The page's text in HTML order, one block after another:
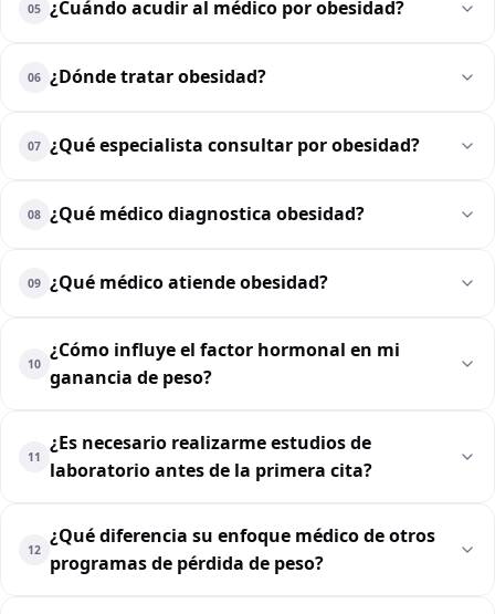
05 ¿Cuándo acudir al médico por obesidad?
06 ¿Dónde tratar obesidad?
07 ¿Qué especialista consultar por obesidad?
08 ¿Qué médico diagnostica obesidad?
09 ¿Qué médico atiende obesidad?
10
¿Cómo influye el factor hormonal en mi
ganancia de peso?
11
¿Es necesario realizarme estudios de
laboratorio antes de la primera cita?
12
¿Qué diferencia su enfoque médico de otros
programas de pérdida de peso?